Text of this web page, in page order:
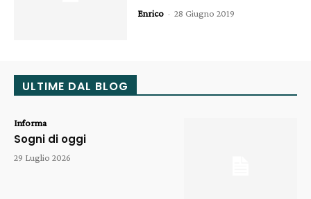
Enrico - 28 Giugno 2019
ULTIME DAL BLOG
Informa
Sogni di oggi
29 Luglio 2026